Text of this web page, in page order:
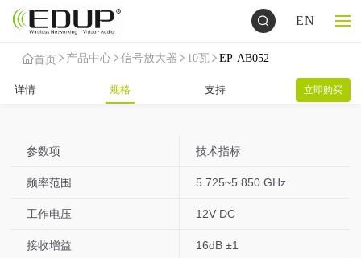
EN
首页 产品中心 信号放大器 10瓦 EP-AB052
详情 规格 支持 立即购买
参数项 技术指标
频率范围 5.725~5.850 GHz
工作电压 12V DC
接收增益 16dB ±1